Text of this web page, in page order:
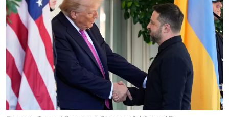
харьков
архив
gambling
ua ru en